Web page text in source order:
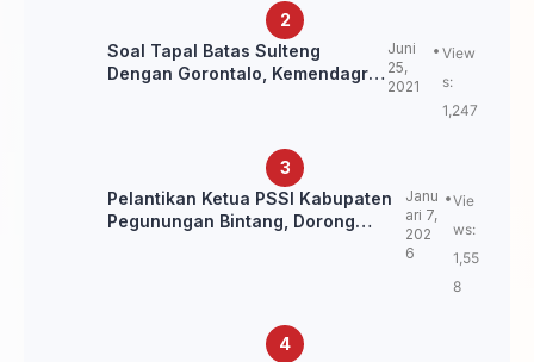
Soal Tapal Batas Sulteng
Dengan Gorontalo, Kemendagri:
Juni
25,
2021
View
s:
1,247
Pelantikan Ketua PSSI Kabupaten
Pegunungan Bintang, Dorong
Janu
ari 7,
202
6
Vie
ws:
1,55
8